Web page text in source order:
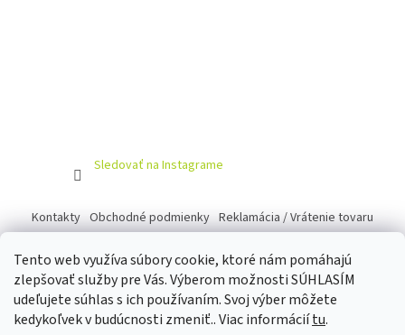
Tento web využíva súbory cookie, ktoré nám pomáhajú
zlepšovať služby pre Vás. Výberom možnosti SÚHLASÍM
udeľujete súhlas s ich používaním. Svoj výber môžete
kedykoľvek v budúcnosti zmeniť.. Viac informáciítu.
Sledovať na Instagrame
Kontakty Obchodné podmienky Reklamácia / Vrátenie tovaru
Vytvoril Shoptet